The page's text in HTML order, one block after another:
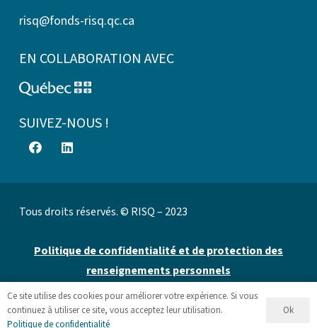
risq@fonds-risq.qc.ca
EN COLLABORATION AVEC
SUIVEZ-NOUS !
Tous droits réservés. © RISQ – 2023
Politique de confidentialité et de protection des
renseignements personnels
Site web par 👉 Cinetic
Ce site utilise des cookies pour améliorer votre expérience. Si vous
continuez à utiliser ce site, vous acceptez leur utilisation.
Politique de confidentialité
Ok